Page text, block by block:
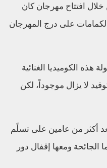
خلال افتتاح مهرجان كان
لهم بعدم وضع الكمامات على درج المهرجان
الكوميديا الغنائية
لا يزال موجوداً، لكن
أكثر من عامين على تسلّم
ومعها إقفال دور